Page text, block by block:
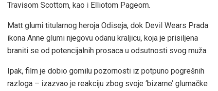
Travisom Scottom, kao i Elliotom Pageom.
Matt glumi titularnog heroja Odiseja, dok Devil Wears Prada
ikona Anne glumi njegovu odanu kraljicu, koja je prisiljena
braniti se od potencijalnih prosaca u odsutnosti svog muža.
Ipak, film je dobio gomilu pozornosti iz potpuno pogrešnih
razloga – izazvao je reakciju zbog svoje ‘bizarne’ glumačke